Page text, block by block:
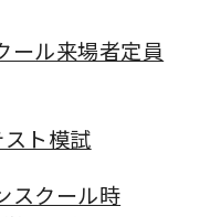
ール来場者定員
ト模試
スクール時